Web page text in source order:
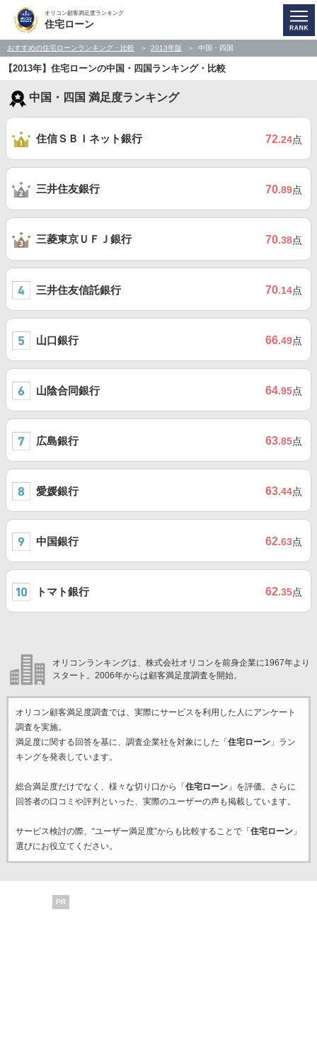
オリコン顧客満足度ランキング
住宅ローン
おすすめの住宅ローンランキング・比較 2013年版 中国・四国
【2013年】住宅ローンの中国・四国ランキング・比較
中国・四国 満足度ランキング
住信ＳＢＩネット銀行 72.24点
三井住友銀行 70.89点
三菱東京ＵＦＪ銀行 70.38点
三井住友信託銀行 70.14点
山口銀行 66.49点
山陰合同銀行 64.95点
広島銀行 63.85点
愛媛銀行 63.44点
中国銀行 62.63点
トマト銀行 62.35点
オリコンランキングは、株式会社オリコンを前身企業に1967年より
スタート。2006年からは顧客満足度調査を開始。
オリコン顧客満足度調査では、実際にサービスを利用した 人にアンケート
調査を実施。
満足度に関する回答を基に、調査企業社を対象にした「 住宅ローン」ラン
キングを発表しています。
総合満足度だけでなく、様々な切り口から「 住宅ローン」を評価。さらに
回答者の口コミや評判といった、実際のユーザーの声も掲載しています。
サービス検討の際、“ユーザー満足度”からも比較することで「 住宅ローン」
選びにお役立てください。
PR